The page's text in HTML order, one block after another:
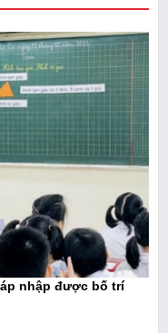
nhập được bố trí